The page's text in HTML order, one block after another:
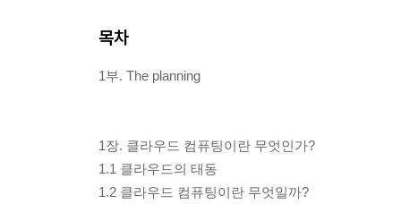
목차
1부. The planning
1장. 클라우드 컴퓨팅이란 무엇인가?
1.1 클라우드의 태동
1.2 클라우드 컴퓨팅이란 무엇일까?